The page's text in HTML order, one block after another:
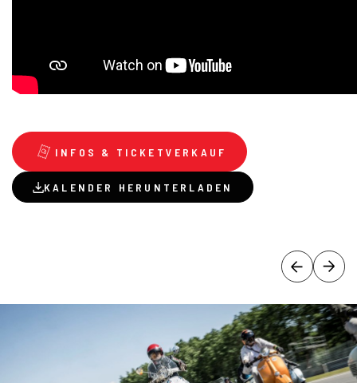
INFOS & TICKETVERKAUF
KALENDER HERUNTERLADEN